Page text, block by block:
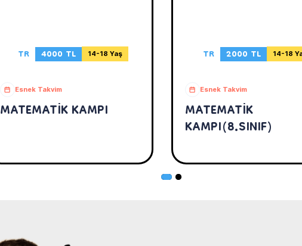
TR 4000 TL 14-18 Yaş
Esnek Takvim
MATEMATİK KAMPI
TR 2000 TL 14-18
Esnek Takvim
MATEMATİK
KAMPI(8.SINIF)